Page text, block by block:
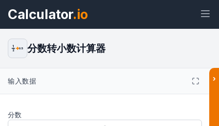
Calculator.io
1
2
0.5 分数转小数计算器
输入数据
分数
›